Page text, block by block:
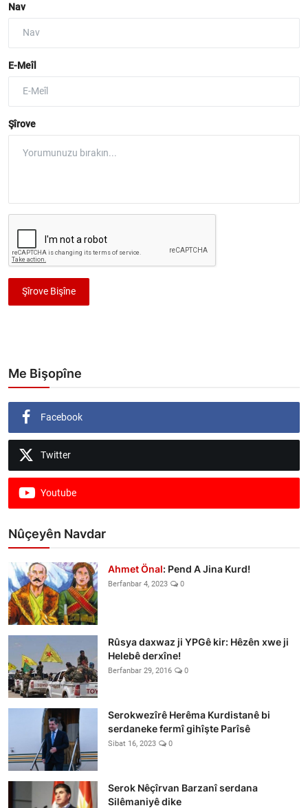
Nav
E-Meîl
Şîrove
Şîrove Bişîne
Me Bişopîne
Facebook
Twitter
Youtube
Nûçeyên Navdar
Ahmet Önal: Pend A Jina Kurd!
Berfanbar 4, 2023 0
Rûsya daxwaz ji YPGê kir: Hêzên xwe ji
Helebê derxîne!
Berfanbar 29, 2016 0
Serokwezîrê Herêma Kurdistanê bi
serdaneke fermî gihîşte Parîsê
Sibat 16, 2023 0
Serok Nêçîrvan Barzanî serdana
Silêmaniyê dike